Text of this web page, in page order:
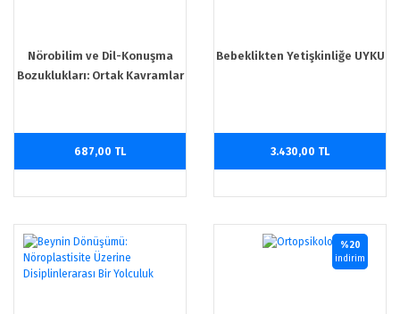
Nörobilim ve Dil-Konuşma
Bozuklukları: Ortak Kavramlar
687,00 TL
Bebeklikten Yetişkinliğe UYKU
3.430,00 TL
%20
indirim